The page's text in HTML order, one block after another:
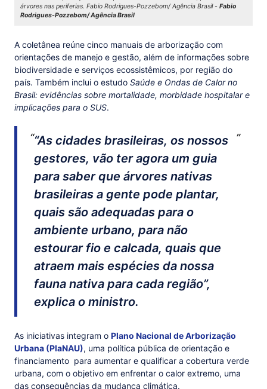
árvores nas periferias. Fabio Rodrigues-Pozzebom/ Agência Brasil - Fabio
Rodrigues-Pozzebom/ Agência Brasil
A coletânea reúne cinco manuais de arborização com
orientações de manejo e gestão, além de informações sobre
biodiversidade e serviços ecossistêmicos, por região do
país. Também inclui o estudo Saúde e Ondas de Calor no
Brasil: evidências sobre mortalidade, morbidade hospitalar e
implicações para o SUS.
“As cidades brasileiras, os nossos
gestores, vão ter agora um guia
para saber que árvores nativas
brasileiras a gente pode plantar,
quais são adequadas para o
ambiente urbano, para não
estourar fio e calcada, quais que
atraem mais espécies da nossa
fauna nativa para cada região”,
explica o ministro.
As iniciativas integram o Plano Nacional de Arborização
Urbana (PlaNAU), uma política pública de orientação e
financiamento para aumentar e qualificar a cobertura verde
urbana, com o objetivo em enfrentar o calor extremo, uma
das consequências da mudança climática.